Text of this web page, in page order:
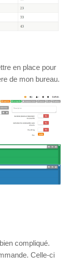
en place pour
de mon bureau.
compliqué.
Celle-ci